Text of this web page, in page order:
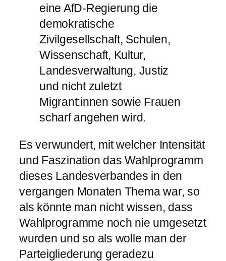
eine AfD-Regierung die
demokratische
Zivilgesellschaft, Schulen,
Wissenschaft, Kultur,
Landesverwaltung, Justiz
und nicht zuletzt
Migrant:innen sowie Frauen
scharf angehen wird.
Es verwundert, mit welcher Intensität
und Faszination das Wahlprogramm
dieses Landesverbandes in den
vergangen Monaten Thema war, so
als könnte man nicht wissen, dass
Wahlprogramme noch nie umgesetzt
wurden und so als wolle man der
Parteigliederung geradezu